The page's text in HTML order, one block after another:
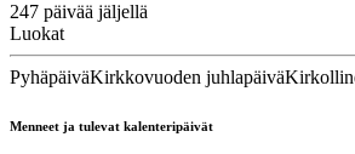
247 päivää jäljellä
Luokat
PyhäpäiväKirkkovuoden juhlapäivä
Menneet ja tulevat kalenteripäivät